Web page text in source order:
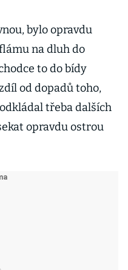
bylo opravdu
na dluh do
to do bídy
od dopadů toho,
třeba dalších
opravdu ostrou